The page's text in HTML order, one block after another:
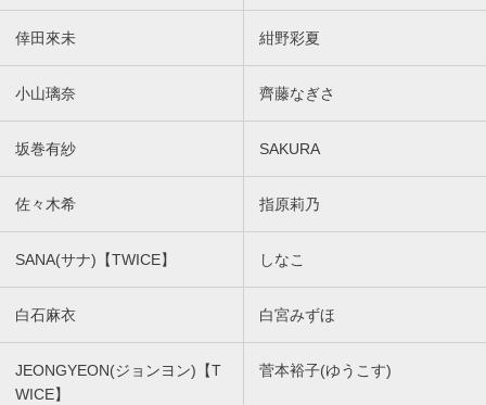
倖田來未 紺野彩夏
小山璃奈 齊藤なぎさ
坂巻有紗 SAKURA
佐々木希 指原莉乃
SANA(サナ)【TWICE】 しなこ
白石麻衣 白宮みずほ
JEONGYEON(ジョンヨン)【T
WICE】
菅本裕子(ゆうこす)